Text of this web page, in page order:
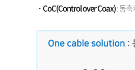
· CoC(Control over Coax): 동